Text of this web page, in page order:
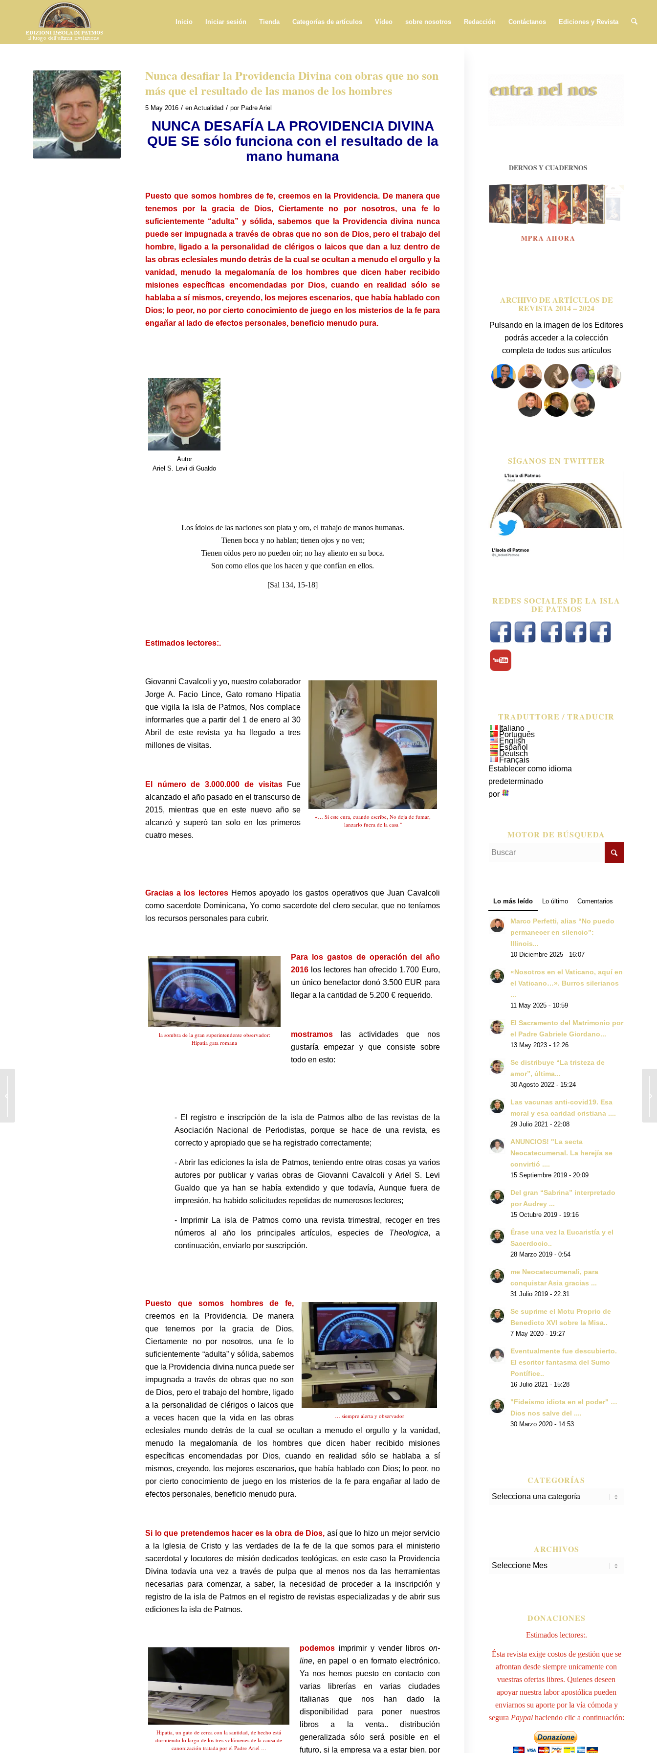
Inicio Iniciar sesión Tienda Categorías de artículos Vídeo sobre nosotros Redacción Contáctanos Ediciones y Revista
Nunca desafiar la Providencia Divina con obras que no son
más que el resultado de las manos de los hombres
5 May 2016 / en Actualidad / por Padre Ariel
NUNCA DESAFÍA LA PROVIDENCIA DIVINA
QUE SE sólo funciona con el resultado de la
mano humana
Puesto que somos hombres de fe, creemos en la Providencia. De manera que
tenemos por la gracia de Dios, Ciertamente no por nosotros, una fe lo
suficientemente “adulta” y sólida, sabemos que la Providencia divina nunca
puede ser impugnada a través de obras que no son de Dios, pero el trabajo del
hombre, ligado a la personalidad de clérigos o laicos que dan a luz dentro de
las obras eclesiales mundo detrás de la cual se ocultan a menudo el orgullo y la
vanidad, menudo la megalomanía de los hombres que dicen haber recibido
misiones específicas encomendadas por Dios, cuando en realidad sólo se
hablaba a sí mismos, creyendo, los mejores escenarios, que había hablado con
Dios; lo peor, no por cierto conocimiento de juego en los misterios de la fe para
engañar al lado de efectos personales, beneficio menudo pura.
Autor
Ariel S. Levi di Gualdo
Los ídolos de las naciones son plata y oro, el trabajo de manos humanas.
Tienen boca y no hablan; tienen ojos y no ven;
Tienen oídos pero no pueden oír; no hay aliento en su boca.
Son como ellos que los hacen y que confían en ellos.
[Sal 134, 15-18]
Estimados lectores:.
«… Si este cura, cuando escribe, No deja de fumar,
lanzarlo fuera de la casa "
Giovanni Cavalcoli y yo, nuestro colaborador
Jorge A. Facio Lince, Gato romano Hipatia
que vigila la isla de Patmos, Nos complace
informarles que a partir del 1 de enero al 30
Abril de este revista ya ha llegado a tres
millones de visitas.
El número de 3.000.000 de visitasFue
alcanzado el año pasado en el transcurso de
2015, mientras que en este nuevo año se
alcanzó y superó tan solo en los primeros
cuatro meses.
Gracias a los lectoresHemos apoyado los gastos operativos que Juan Cavalcoli
como sacerdote Dominicana, Yo como sacerdote del clero secular, que no teníamos
los recursos personales para cubrir.
la sombra de la gran superintendente observador:
Hipatia gata romana
Para los gastos de operación del año
2016 los lectores han ofrecido 1.700 Euro,
un único benefactor donó 3.500 EUR para
llegar a la cantidad de 5.200 € requerido.
mostramos
las actividades que nos
gustaría empezar y que consiste sobre
todo en esto:
- El registro e inscripción de la isla de Patmos albo de las revistas de la
Asociación Nacional de Periodistas, porque se hace de una revista, es
correcto y apropiado que se ha registrado correctamente;
- Abrir las ediciones la isla de Patmos, teniendo entre otras cosas ya varios
autores por publicar y varias obras de Giovanni Cavalcoli y Ariel S. Levi
Gualdo que ya han se había extendido y que todavía, Aunque fuera de
impresión, ha habido solicitudes repetidas de numerosos lectores;
- Imprimir La isla de Patmos como una revista trimestral, recoger en tres
números al año los principales artículos, especies de Theologica, a
continuación, enviarlo por suscripción.
… siempre alerta y observador
Puesto que somos hombres de fe,
creemos en la Providencia. De manera
que tenemos por la gracia de Dios,
Ciertamente no por nosotros, una fe lo
suficientemente “adulta” y sólida, sabemos
que la Providencia divina nunca puede ser
impugnada a través de obras que no son
de Dios, pero el trabajo del hombre, ligado
a la personalidad de clérigos o laicos que
a veces hacen que la vida en las obras
eclesiales mundo detrás de la cual se ocultan a menudo el orgullo y la vanidad,
menudo la megalomanía de los hombres que dicen haber recibido misiones
específicas encomendadas por Dios, cuando en realidad sólo se hablaba a sí
mismos, creyendo, los mejores escenarios, que había hablado con Dios; lo peor, no
por cierto conocimiento de juego en los misterios de la fe para engañar al lado de
efectos personales, beneficio menudo pura.
Si lo que pretendemos hacer es la obra de Dios, así que lo hizo un mejor servicio
a la Iglesia de Cristo y las verdades de la fe de la que somos para el ministerio
sacerdotal y locutores de misión dedicados teológicas, en este caso la Providencia
Divina todavía una vez a través de pulpa que al menos nos da las herramientas
necesarias para comenzar, a saber, la necesidad de proceder a la inscripción y
registro de la isla de Patmos en el registro de revistas especializadas y de abrir sus
ediciones la isla de Patmos.
Hipatia, un gato de cerca con la santidad, de hecho está
durmiendo lo largo de los tres volúmenes de la causa de
canonización tratada por el Padre Ariel …
podemos imprimir y vender libroson-
line, en papel o en formato electrónico.
Ya nos hemos puesto en contacto con
varias librerías en varias ciudades
italianas que nos han dado la
disponibilidad para poner nuestros
libros a la venta.. distribución
generalizada sólo será posible en el
futuro, si la empresa va a estar bien, por
22,00€
COMPRA AHORA
EL CAMINO DE LAS TRES LLAVES
SEGUNDA EDICIÓN
ARCHIVO DE ARTÍCULOS DE
REVISTA 2014 – 2024
Pulsando en la imagen de los Editores
podrás acceder a la colección
completa de todos sus artículos
SÍGANOS EN TWITTER
REDES SOCIALES DE LA ISLA
DE PATMOS
TRADUTTORE / TRADUCIR
Italiano
Português
English
Español
Deutsch
Français
Establecer como idioma
predeterminado
por
MOTOR DE BÚSQUEDA
Lo más leído Lo último Comentarios
Marco Perfetti, alias “No puedo
permanecer en silencio”:
Illinois...
10 Diciembre 2025 - 16:07
«Nosotros en el Vaticano, aquí en
el Vaticano…». Burros silerianos
...
11 May 2025 - 10:59
El Sacramento del Matrimonio por
el Padre Gabriele Giordano...
13 May 2023 - 12:26
Se distribuye “La tristeza de
amor”, última...
30 Agosto 2022 - 15:24
Las vacunas anti-covid19. Esa
moral y esa caridad cristiana ....
29 Julio 2021 - 22:08
ANUNCIOS! "La secta
Neocatecumenal. La herejía se
convirtió ....
15 Septiembre 2019 - 20:09
Del gran “Sabrina” interpretado
por Audrey ...
15 Octubre 2019 - 19:16
Érase una vez la Eucaristía y el
Sacerdocio..
28 Marzo 2019 - 0:54
me Neocatecumenali, para
conquistar Asia gracias ...
31 Julio 2019 - 22:31
Se suprime el Motu Proprio de
Benedicto XVI sobre la Misa..
7 May 2020 - 19:27
Eventualmente fue descubierto.
El escritor fantasma del Sumo
Pontífice..
16 Julio 2021 - 15:28
"Fideísmo idiota en el poder" …
Dios nos salve del ....
30 Marzo 2020 - 14:53
CATEGORÍAS
Categorías
ARCHIVOS
DONACIONES
Estimados lectores:.
Ésta revista exige costos de gestión que se
afrontan desde siempre unicamente con
vuestras ofertas libres. Quienes deseen
apoyar nuestra labor apostólica pueden
enviarnos su aporte por la vía cómoda y
segura Paypalhaciendo clic a continuación: